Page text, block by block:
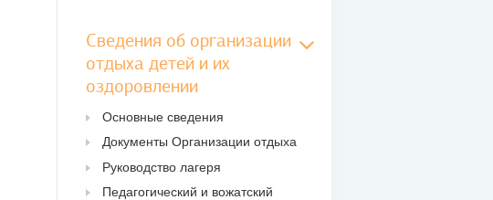
Сведения об организации
отдыха детей и их
оздоровлении
Основные сведения
Документы Организации отдыха
Руководство лагеря
Педагогический и вожатский